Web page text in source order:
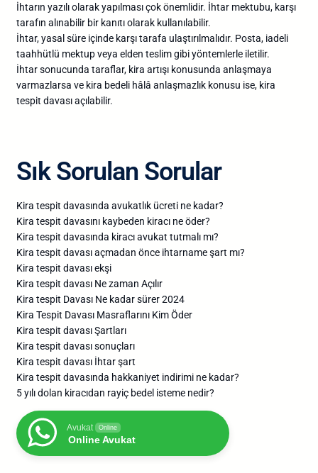
İhtarın yazılı olarak yapılması çok önemlidir. İhtar mektubu, karşı
tarafın alınabilir bir kanıtı olarak kullanılabilir.
İhtar, yasal süre içinde karşı tarafa ulaştırılmalıdır. Posta, iadeli
taahhütlü mektup veya elden teslim gibi yöntemlerle iletilir.
İhtar sonucunda taraflar, kira artışı konusunda anlaşmaya
varmazlarsa ve kira bedeli hâlâ anlaşmazlık konusu ise, kira
tespit davası açılabilir.
Sık Sorulan Sorular
Kira tespit davasında avukatlık ücreti ne kadar?
Kira tespit davasını kaybeden kiracı ne öder?
Kira tespit davasında kiracı avukat tutmalı mı?
Kira tespit davası açmadan önce ihtarname şart mı?
Kira tespit davası ekşi
Kira tespit davası Ne zaman Açılır
Kira tespit Davası Ne kadar sürer 2024
Kira Tespit Davası Masraflarını Kim Öder
Kira tespit davası Şartları
Kira tespit davası sonuçları
Kira tespit davası İhtar şart
Kira tespit davasında hakkaniyet indirimi ne kadar?
5 yılı dolan kiracıdan rayiç bedel isteme nedir?
Avukat Online
Online Avukat